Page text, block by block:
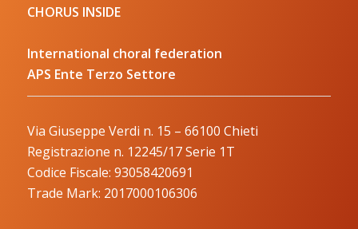
CHORUS INSIDE
International choral federation
APS Ente Terzo Settore
Via Giuseppe Verdi n. 15 – 66100 Chieti
Registrazione n. 12245/17 Serie 1T
Codice Fiscale: 93058420691
Trade Mark: 2017000106306